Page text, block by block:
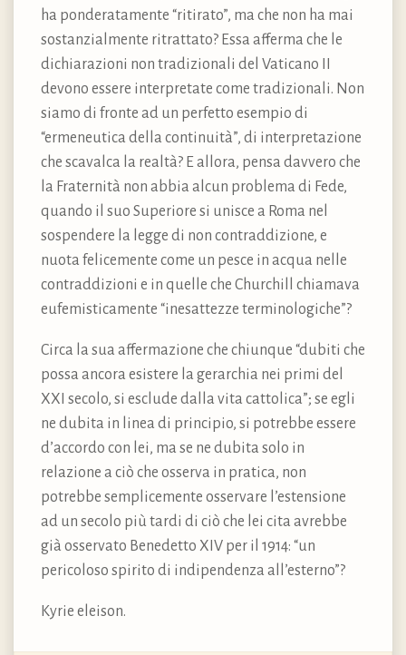
ha ponderatamente “ritirato”, ma che non ha mai
sostanzialmente ritrattato? Essa afferma che le
dichiarazioni non tradizionali del Vaticano II
devono essere interpretate come tradizionali. Non
siamo di fronte ad un perfetto esempio di
“ermeneutica della continuità”, di interpretazione
che scavalca la realtà? E allora, pensa davvero che
la Fraternità non abbia alcun problema di Fede,
quando il suo Superiore si unisce a Roma nel
sospendere la legge di non contraddizione, e
nuota felicemente come un pesce in acqua nelle
contraddizioni e in quelle che Churchill chiamava
eufemisticamente “inesattezze terminologiche”?
Circa la sua affermazione che chiunque “dubiti che
possa ancora esistere la gerarchia nei primi del
XXI secolo, si esclude dalla vita cattolica”; se egli
ne dubita in linea di principio, si potrebbe essere
d’accordo con lei, ma se ne dubita solo in
relazione a ciò che osserva in pratica, non
potrebbe semplicemente osservare l’estensione
ad un secolo più tardi di ciò che lei cita avrebbe
già osservato Benedetto XIV per il 1914: “un
pericoloso spirito di indipendenza all’esterno”?
Kyrie eleison.